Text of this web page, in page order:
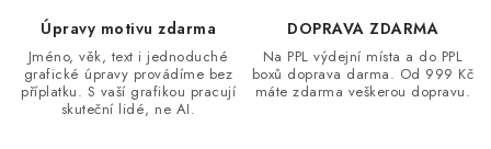
y
Úpravy motivu zdarma
Jméno, věk, text i jednoduché
grafické úpravy provádíme bez
příplatku. S vaší grafikou pracují
skuteční lidé, ne AI.
DOPRAVA ZDARMA
Na PPL výdejní místa a do PPL
boxů doprava darma. Od 999 Kč
máte zdarma veškerou dopravu.